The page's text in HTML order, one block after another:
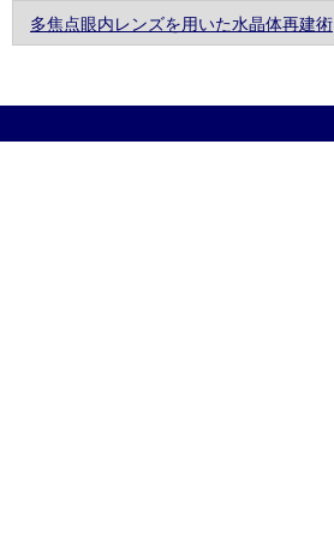
多焦点眼内レンズを用いた水晶体再建術